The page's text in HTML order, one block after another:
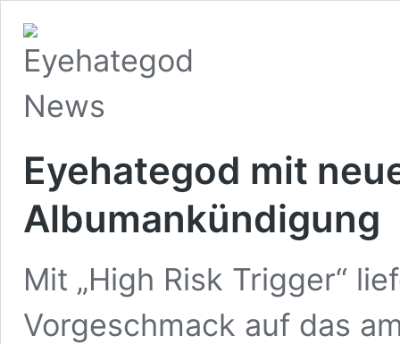
Eyehategod mit
Albumankündigung
Mit „High Risk Trigger“
Vorgeschmack auf das